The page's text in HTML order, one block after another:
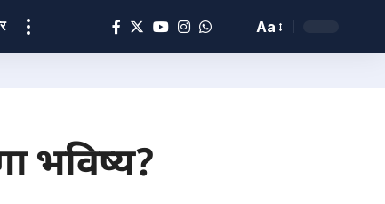
Aa
भविष्य?